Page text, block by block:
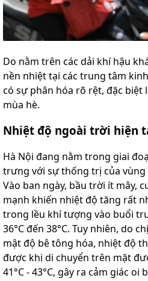
Do nằm trên các dải khí hậu
nền nhiệt tại các trung tâm
có sự phân hóa rõ rệt, đặc biệt
mùa hè.
Nhiệt độ ngoài trời hiện
Hà Nội đang nằm trong giai
trưng với sự thống trị của vùng
Vào ban ngày, bầu trời ít mây,
mạnh khiến nhiệt độ tăng rất
trong lều khí tượng vào buổi
36°C đến 38°C. Tuy nhiên, do
mật độ bê tông hóa, nhiệt độ
được khi di chuyển trên mặt
41°C - 43°C, gây ra cảm giác